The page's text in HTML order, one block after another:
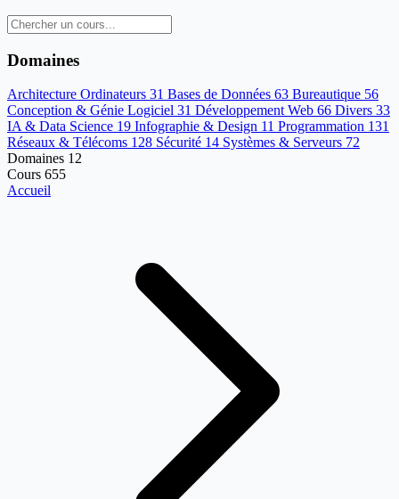
Domaines
Architecture Ordinateurs 31 Bases de Données 63 Bureautique 56
Conception & Génie Logiciel 31 Développement Web 66 Divers 33
IA & Data Science 19 Infographie & Design 11 Programmation 131
Réseaux & Télécoms 128 Sécurité 14 Systèmes & Serveurs 72
Domaines 12
Cours 655
Accueil